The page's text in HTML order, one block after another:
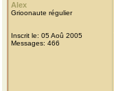
Alex
Grioonaute régulier
Inscrit le: 05 Aoû 2005
Messages: 466